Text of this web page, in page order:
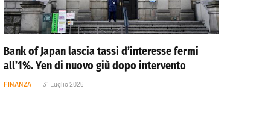
Bank of Japan lascia tassi d’interesse fermi
all’1%. Yen di nuovo giù dopo intervento
FINANZA 31 Luglio 2026